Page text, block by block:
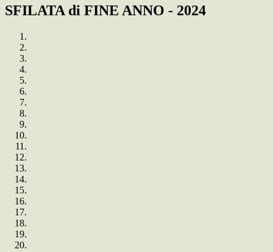
SFILATA di FINE ANNO - 2024